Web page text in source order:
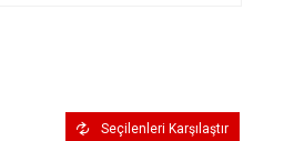
Seçilenleri Karşılaştır